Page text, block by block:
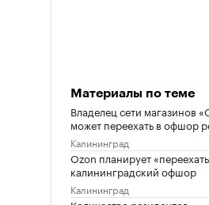
Материалы по теме
Владелец сети магазинов
может переехать в офшор
Калининград
Ozon планирует
калининградский офшор
Калининград